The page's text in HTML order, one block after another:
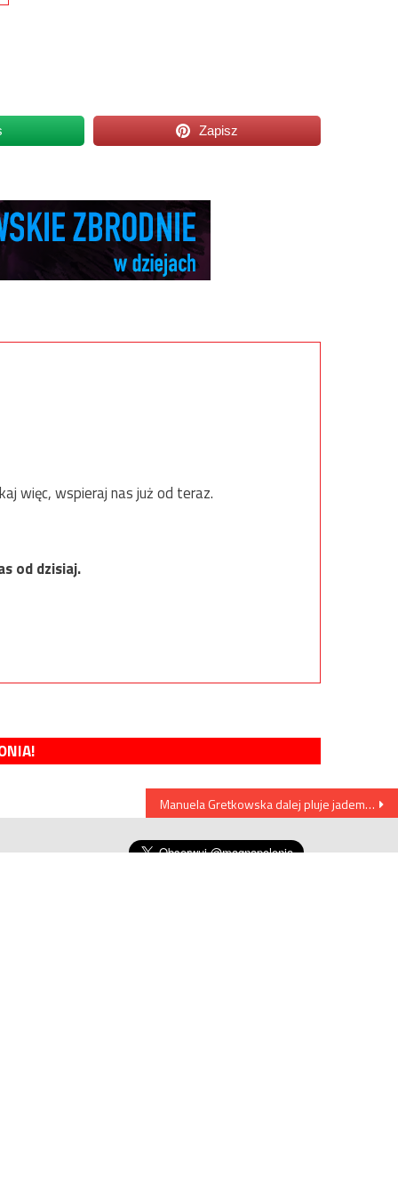
Zapisz
więc, wspieraj nas już od teraz.
od dzisiaj.
Manuela Gretkowska dalej pluje jadem…